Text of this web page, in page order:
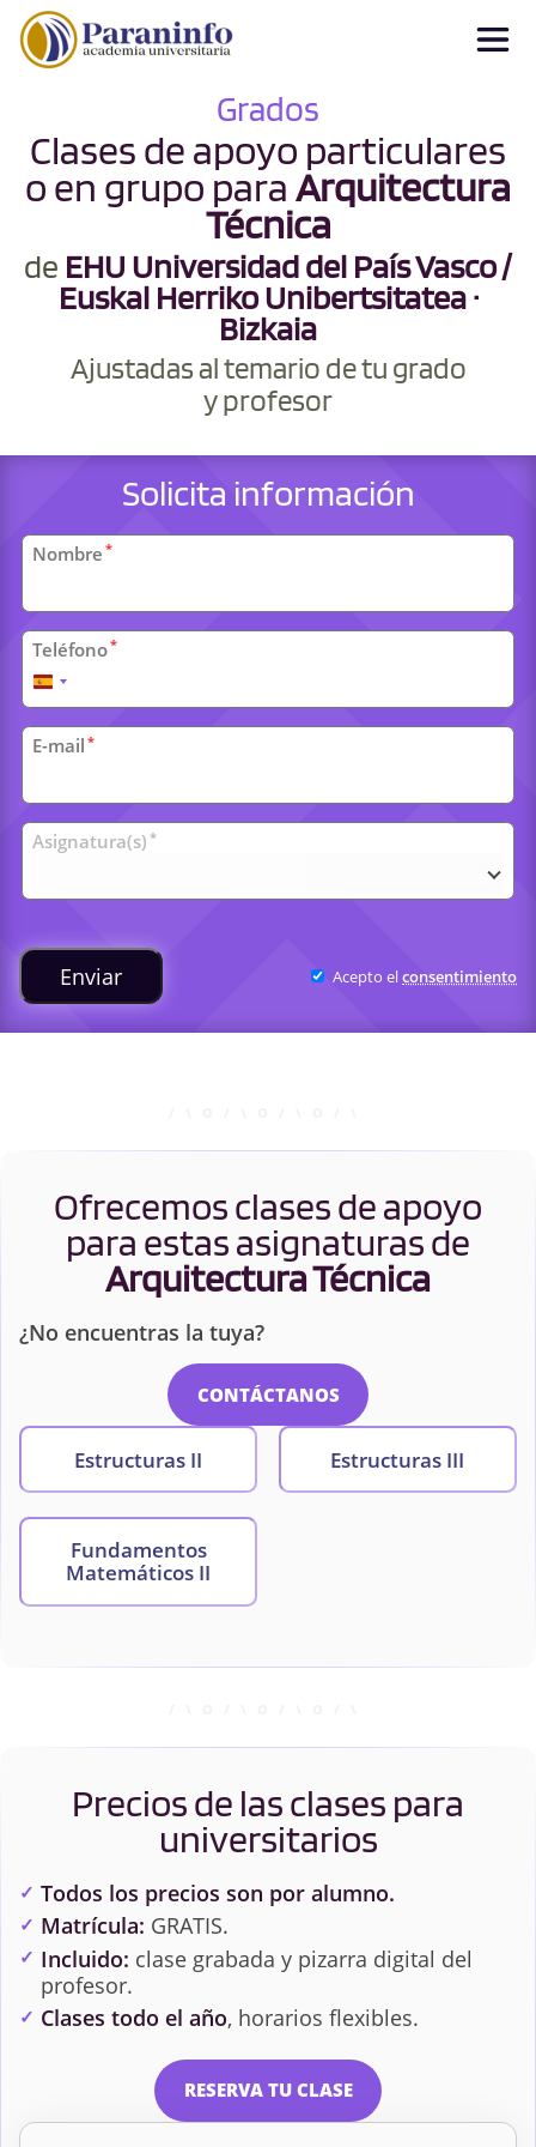
Grados
Clases de apoyo particulares
o en grupo para Arquitectura
Técnica
de EHU Universidad del País Vasco /
Euskal Herriko Unibertsitatea ·
Bizkaia
Ajustadas al temario de tu grado
y profesor
Solicita información
Datos
personales
Nombre *
Teléfono*
España
+34
E-mail *
Clases
universitarias
Asignatura(s) *
Enviar Acepto elconsentimiento
Ofrecemos clases de apoyo
para estas asignaturas de
Arquitectura Técnica
¿No encuentras la tuya?
CONTÁCTANOS
Estructuras II Estructuras III
Fundamentos
Matemáticos II
Precios de las clases para
universitarios
Todos los precios son por alumno.
Matrícula: GRATIS.
Incluido: clase grabada y pizarra digital del
profesor.
Clases todo el año, horarios flexibles.
RESERVA TU CLASE